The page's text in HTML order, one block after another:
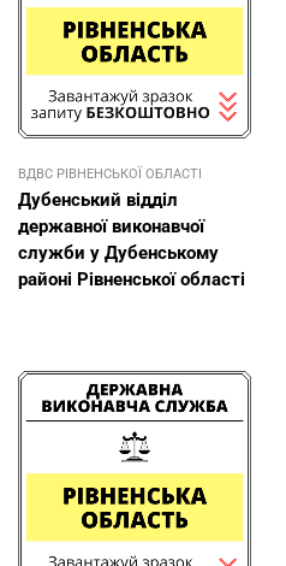
ВДВС РІВНЕНСЬКОЇ ОБЛАСТІ
Дубенський відділ
державної виконавчої
служби у Дубенському
районі Рівненської області